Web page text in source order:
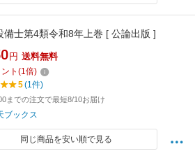
備士第4類令和8年上巻 [ 公論出版 ]
円 送料無料
ト (1倍)
5(1件)
までの注文で最短8/10お届け
ブックス
同じ商品を安い順で見る